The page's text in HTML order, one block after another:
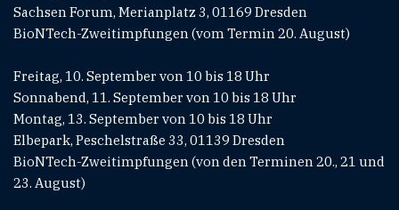
Sachsen Forum, Merianplatz 3, 01169 Dresden
BioNTech-Zweitimpfungen (vom Termin 20. August)
Freitag, 10. September von 10 bis 18 Uhr
Sonnabend, 11. September von 10 bis 18 Uhr
Montag, 13. September von 10 bis 18 Uhr
Elbepark, Peschelstraße 33, 01139 Dresden
BioNTech-Zweitimpfungen (von den Terminen 20., 21 und
23. August)